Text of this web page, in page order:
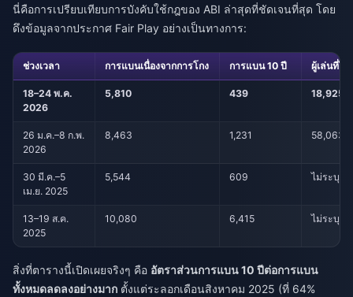
นี่คือการเปรียบเทียบการบังคับใช้กฎของ ABI ล่าสุดที่ชัดเจนที่สุด โดย
ดึงข้อมูลจากประกาศ Fair Play อย่างเป็นทางการ:
ช่วงเวลา การแบนเนื่องจากการโกง การแบน 10 ปี ผู้เล่นที่ได้
18–24 พ.ค.
2026
5,810 439 18,925
26 ม.ค.–8 ก.พ.
2026
8,463 1,231 58,063
30 มี.ค.–5
เม.ย. 2025
5,544 609 ไม่ระบุ
13–19 ส.ค.
2025
10,080 6,415 ไม่ระบุ
สิ่งที่ตารางนี้เปิดเผยจริงๆ คือ อัตราส่วนการแบน 10 ปีต่อการแบน
ทั้งหมดลดลงอย่างมาก ตั้งแต่ระลอกเดือนสิงหาคม 2025 (ที่ 64%